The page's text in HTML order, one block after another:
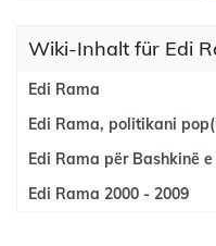
Wiki-Inhalt für Edi
Edi Rama
Edi Rama, politikani
Edi Rama për Bashkinë
Edi Rama 2000 - 2009